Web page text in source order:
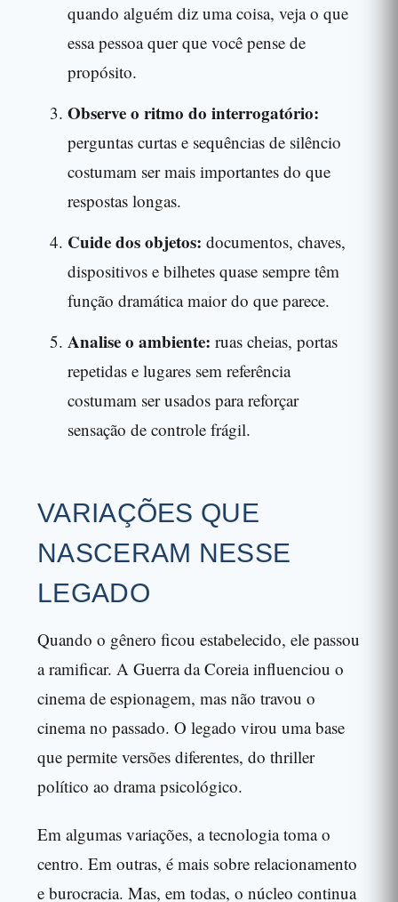
quando alguém diz uma coisa, veja o que
essa pessoa quer que você pense de
propósito.
Observe o ritmo do interrogatório:
perguntas curtas e sequências de silêncio
costumam ser mais importantes do que
respostas longas.
Cuide dos objetos: documentos, chaves,
dispositivos e bilhetes quase sempre têm
função dramática maior do que parece.
Analise o ambiente: ruas cheias, portas
repetidas e lugares sem referência
costumam ser usados para reforçar
sensação de controle frágil.
VARIAÇÕES QUE
NASCERAM NESSE
LEGADO
Quando o gênero ficou estabelecido, ele passou
a ramificar. A Guerra da Coreia influenciou o
cinema de espionagem, mas não travou o
cinema no passado. O legado virou uma base
que permite versões diferentes, do thriller
político ao drama psicológico.
Em algumas variações, a tecnologia toma o
centro. Em outras, é mais sobre relacionamento
e burocracia. Mas, em todas, o núcleo continua